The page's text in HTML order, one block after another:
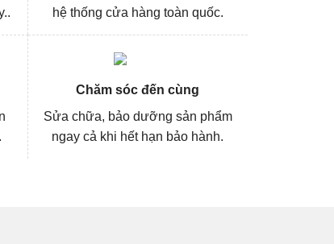
hệ thống cửa hàng toàn quốc.
Chăm sóc đến cùng
Sửa chữa, bảo dưỡng sản phẩm
ngay cả khi hết hạn bảo hành.